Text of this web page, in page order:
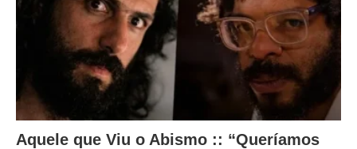
Aquele que Viu o Abismo :: “Queríamos